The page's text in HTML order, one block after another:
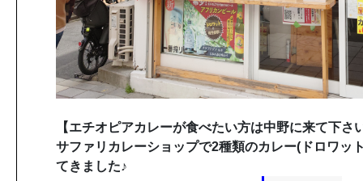
【エチオピアカレーが食べたい方は中野に来て下さ
サファリカレーショップで2種類のカレー(ドロワッ
てきました♪